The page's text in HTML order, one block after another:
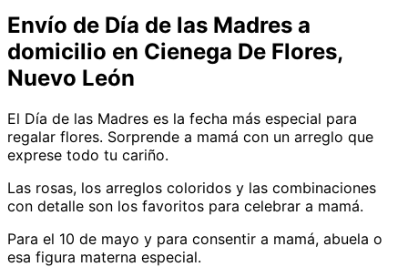
Envío de Día de las Madres a
domicilio en Cienega De Flores,
Nuevo León
El Día de las Madres es la fecha más especial para
regalar flores. Sorprende a mamá con un arreglo que
exprese todo tu cariño.
Las rosas, los arreglos coloridos y las combinaciones
con detalle son los favoritos para celebrar a mamá.
Para el 10 de mayo y para consentir a mamá, abuela o
esa figura materna especial.